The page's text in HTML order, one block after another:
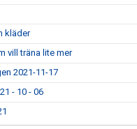
kläder
vill träna lite mer
2021-11-17
- 10 - 06